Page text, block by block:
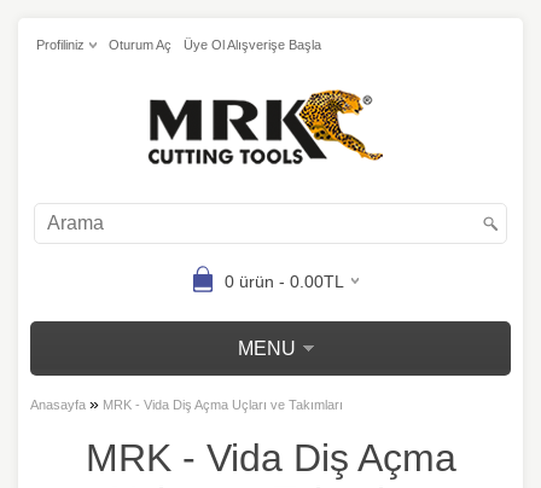
Profiliniz Oturum Aç Üye Ol Alışverişe Başla
0 ürün - 0.00TL
MENU
Anasayfa » MRK - Vida Diş Açma Uçları ve Takımları
MRK - Vida Diş Açma